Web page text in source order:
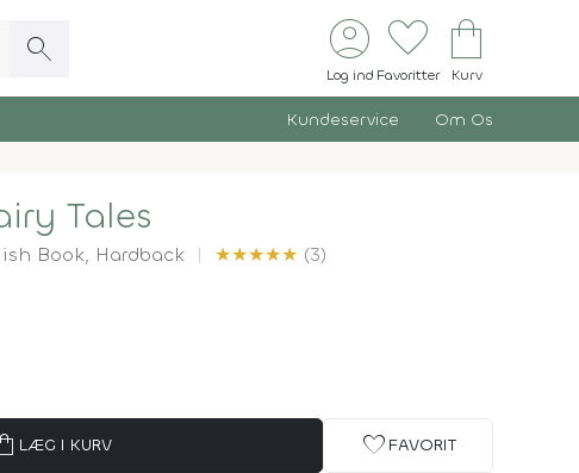
search account_circle
Log ind
favorite
Favoritter
shopping_bag
Kurv
Kundeservice Om Os
Tales
Book, Hardback ★★★★★ (3)
LÆG I KURV favorite FAVORIT